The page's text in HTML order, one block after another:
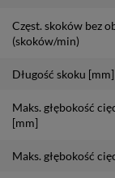
Częst. skoków bez
(skoków/min)
Długość skoku [mm]
Maks. głębokość
[mm]
Maks. głębokość